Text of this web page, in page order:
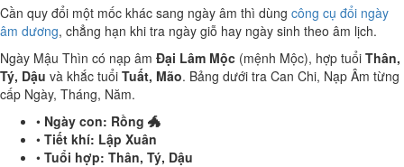
Cần quy đổi một mốc khác sang ngày âm thì dùng công cụ đổi ngày
âm dương, chẳng hạn khi tra ngày giỗ hay ngày sinh theo âm lịch.
Ngày Mậu Thìn có nạp âm Đại Lâm Mộc (mệnh Mộc), hợp tuổi Thân,
Tý, Dậu và khắc tuổi Tuất, Mão. Bảng dưới tra Can Chi, Nạp Âm từng
cấp Ngày, Tháng, Năm.
• Ngày con: Rồng 🐲
• Tiết khí: Lập Xuân
• Tuổi hợp: Thân, Tý, Dậu